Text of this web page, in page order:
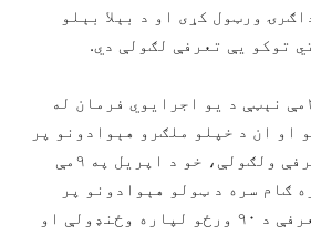
ورټول کړی او د بېلا بېلو
توکو يې تعرفې لګولې دي.
نوموړي د اپريل په ۲مې نېټې د يو اجرايوي فرمان له
او ان د خپلو ملګرو هېوادونو پر
وارداتي توکو هم تعرفې ولګولې، خو د اپريل په ۹مې
ګام سره د ټولو هېوادونو پر
توليداتو لګيدلې تعرفې د ۹۰ ورځو لپاره وځنډولې او